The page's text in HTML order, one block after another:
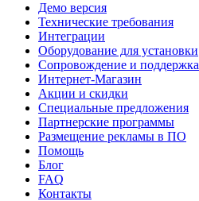
Демо версия
Технические требования
Интеграции
Оборудование для установки
Сопровождение и поддержка
Интернет-Магазин
Акции и скидки
Специальные предложения
Партнерские программы
Размещение рекламы в ПО
Помощь
Блог
FAQ
Контакты